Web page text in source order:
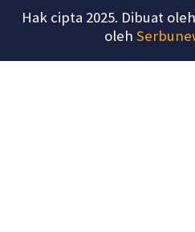
Hak cipta 2025. Dibuat oleh
oleh